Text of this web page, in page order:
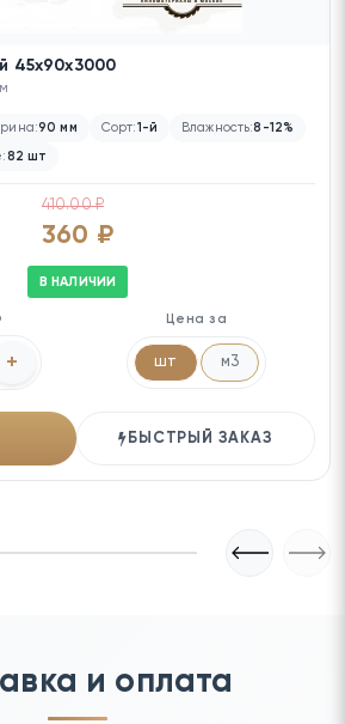
45х90х3000
90 мм Сорт:1-й Влажность:8-12%
82 шт
410.00 ₽
360 ₽
В НАЛИЧИИ
+
Цена за
шт м3
БЫСТРЫЙ ЗАКАЗ
и оплата